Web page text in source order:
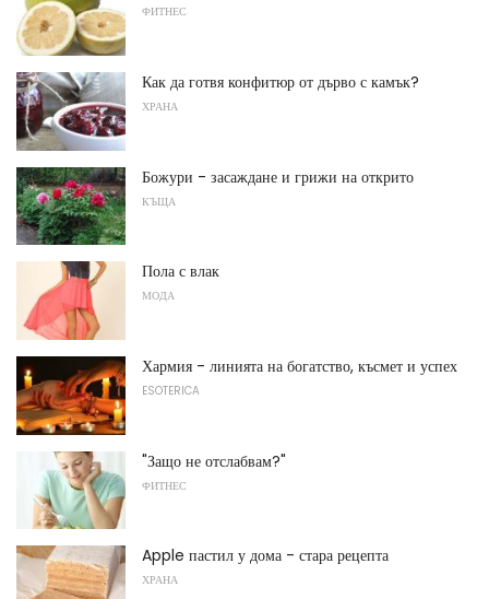
ФИТНЕС
Как да готвя конфитюр от дърво с камък?
ХРАНА
Божури - засаждане и грижи на открито
КЪЩА
Пола с влак
МОДА
Хармия - линията на богатство, късмет и успех
ESOTERICA
"Защо не отслабвам?"
ФИТНЕС
Apple пастил у дома - стара рецепта
ХРАНА